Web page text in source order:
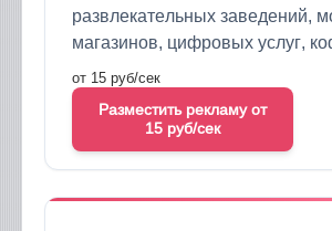
развлекательных заведений,
магазинов, цифровых услуг,
от 15 руб/сек
Разместить рекламу от
15 руб/сек